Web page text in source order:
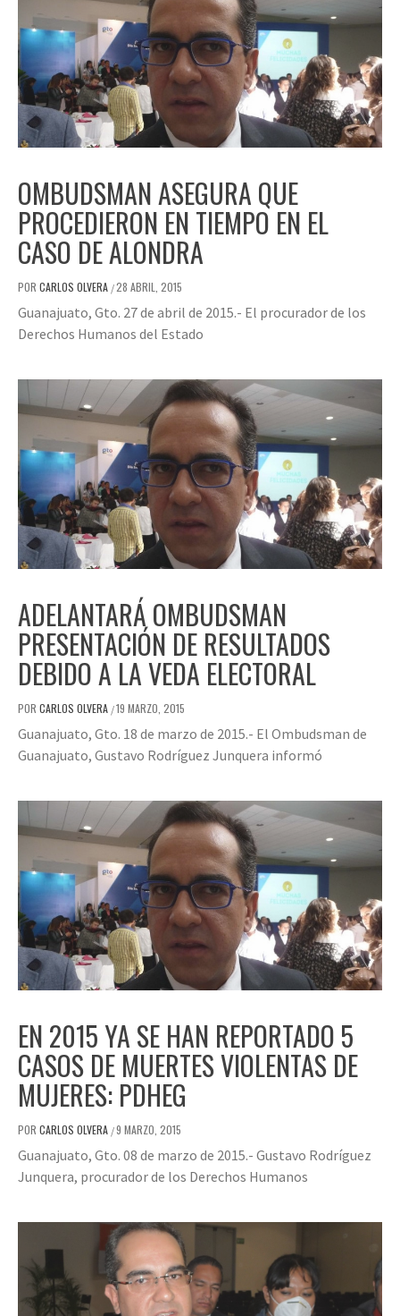
OMBUDSMAN ASEGURA QUE
PROCEDIERON EN TIEMPO EN EL
CASO DE ALONDRA
POR CARLOS OLVERA /28 ABRIL, 2015
Guanajuato, Gto. 27 de abril de 2015.- El procurador de los
Derechos Humanos del Estado
ADELANTARÁ OMBUDSMAN
PRESENTACIÓN DE RESULTADOS
DEBIDO A LA VEDA ELECTORAL
POR CARLOS OLVERA /19 MARZO, 2015
Guanajuato, Gto. 18 de marzo de 2015.- El Ombudsman de
Guanajuato, Gustavo Rodríguez Junquera informó
EN 2015 YA SE HAN REPORTADO 5
CASOS DE MUERTES VIOLENTAS DE
MUJERES: PDHEG
POR CARLOS OLVERA /9 MARZO, 2015
Guanajuato, Gto. 08 de marzo de 2015.- Gustavo Rodríguez
Junquera, procurador de los Derechos Humanos